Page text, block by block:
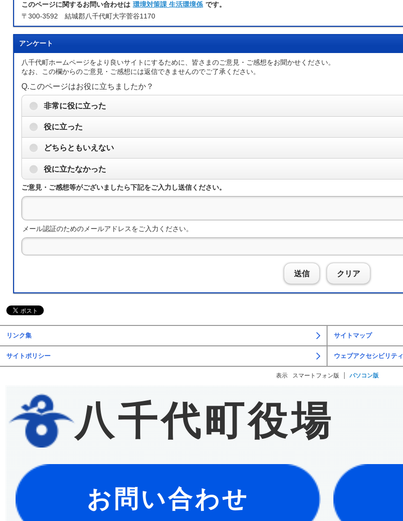
このページに関するお問い合わせは 環境対策課 生活環境係 です。
〒300-3592 結城郡八千代町大字菅谷1170
アンケート
八千代町ホームページをより良いサイトにするために、皆さまのご意見・ご感想をお聞かせください。
なお、この欄からのご意見・ご感想には返信できませんのでご了承ください。
Q.このページはお役に立ちましたか？
非常に役に立った
役に立った
どちらともいえない
役に立たなかった
ご意見・ご感想等がございましたら下記をご入力し送信ください。
メール認証のためのメールアドレスをご入力ください。
送信 クリア
リンク集 サイトマップ
サイトポリシー ウェブアクセシビリティ
表示 スマートフォン版 パソコン版
八千代町役場
お問い合わせ